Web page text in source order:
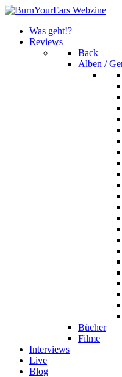
Was geht!?
Reviews
Back
Alben /
Bücher
Filme
Interviews
Live
Blog